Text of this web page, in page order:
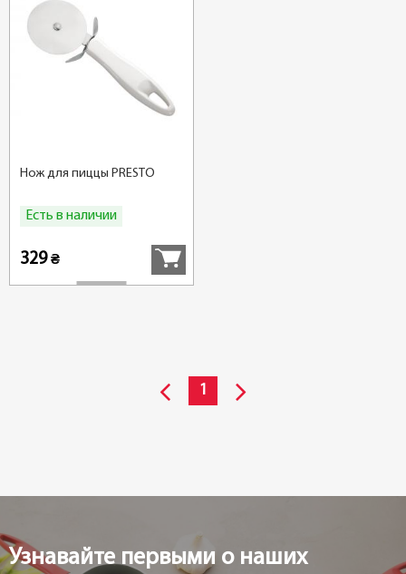
Нож для пиццы PRESTO
Есть в наличии
329₴
1
Узнавайте первыми о наших